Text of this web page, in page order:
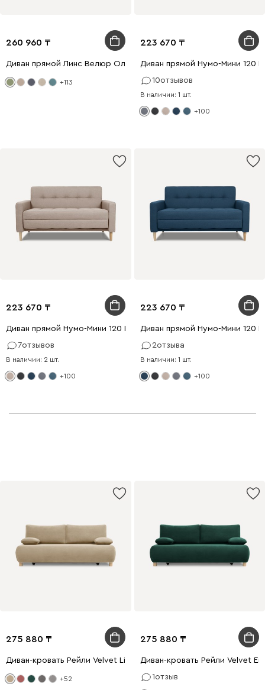
260 960
Диван прямой Линс Велюр Оливковый
+113
223 670
Диван прямой Нумо-Мини 120
10отзывов
В наличии: 1 шт.
+100
223 670
Диван прямой Нумо-Мини 120 Рогожка Кремовый
7отзывов
В наличии: 2 шт.
+100
223 670
Диван прямой Нумо-Мини 120
2отзыва
В наличии: 1 шт.
+100
275 880
Диван-кровать Рейли Velvet Light
+52
275 880
Диван-кровать Рейли Velvet
1отзыв